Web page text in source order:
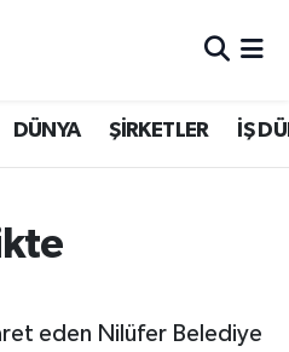
DÜNYA ŞİRKETLER İŞ
eden Nilüfer Belediye